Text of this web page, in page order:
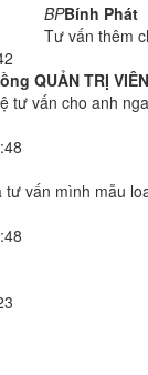
BPBính Phát
Tư vấn thêm
QUẢN TRỊ VIÊN
tư vấn cho anh
vấn mình mẫu